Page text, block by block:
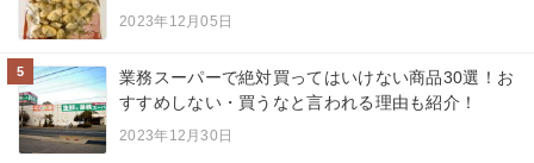
2023年12月05日
5
業務スーパーで絶対買ってはいけない商品30選！お
すすめしない・買うなと言われる理由も紹介！
2023年12月30日